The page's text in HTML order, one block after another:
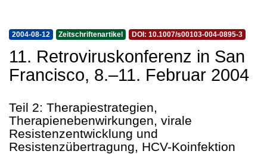
2004-08-12 Zeitschriftenartikel DOI: 10.1007/s00103-004-0895-3
11. Retroviruskonferenz in San
Francisco, 8.–11. Februar 2004
Teil 2: Therapiestrategien,
Therapienebenwirkungen, virale
Resistenzentwicklung und
Resistenzübertragung, HCV-Koinfektion